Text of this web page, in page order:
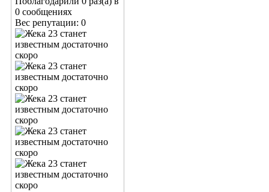
0 сообщениях
Вес репутации: 0